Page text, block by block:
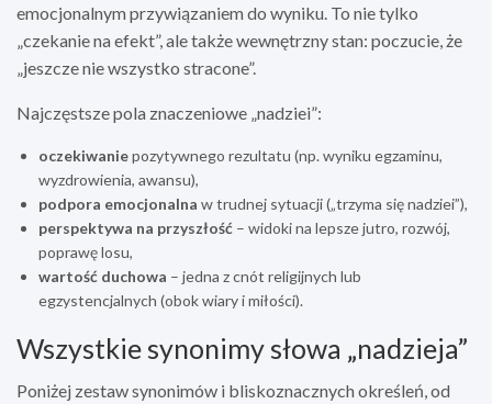
emocjonalnym przywiązaniem do wyniku. To nie tylko
„czekanie na efekt”, ale także wewnętrzny stan: poczucie, że
„jeszcze nie wszystko stracone”.
Najczęstsze pola znaczeniowe „nadziei”:
oczekiwaniepozytywnego rezultatu (np. wyniku egzaminu,
wyzdrowienia, awansu),
podpora emocjonalna w trudnej sytuacji („trzyma się nadziei”),
perspektywa na przyszłość – widoki na lepsze jutro, rozwój,
poprawę losu,
wartość duchowa – jedna z cnót religijnych lub
egzystencjalnych (obok wiary i miłości).
Wszystkie synonimy słowa „nadzieja”
Poniżej zestaw synonimów i bliskoznacznych określeń, od